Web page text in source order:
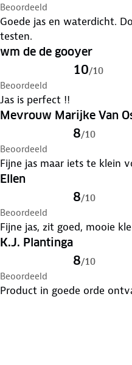
Beoordeeld
Goede jas en waterdicht.
testen.
wm de de gooyer
10/10
Beoordeeld
Jas is perfect !!
Mevrouw Marijke Van
8/10
Beoordeeld
Fijne jas maar iets te klein
Ellen
8/10
Beoordeeld
Fijne jas, zit goed, mooie
K.J. Plantinga
8/10
Beoordeeld
Product in goede orde